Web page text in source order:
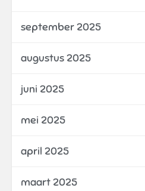
september 2025
augustus 2025
juni 2025
mei 2025
april 2025
maart 2025